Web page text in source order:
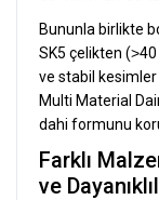
Bununla birlikte
SK5 çelikten
ve stabil kesimler
Multi Material
dahi formunu
Farklı
ve